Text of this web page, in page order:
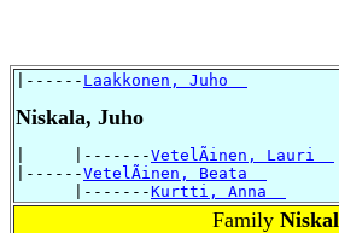
|------ Laakkonen, Juho
Niskala, Juho
|     |-------VetelÃinen, Lauri
|------VetelÃinen, Beata
      |-------
Kurtti, Anna
Family